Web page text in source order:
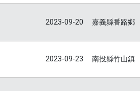
2023-09-20 嘉義縣番路鄉
2023-09-23 南投縣竹山鎮